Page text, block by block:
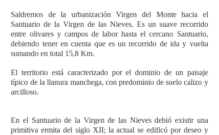
Saldremos de la urbanización Virgen del Monte hacia el
Santuario de la Virgen de las Nieves. Es un suave recorrido
entre olivares y campos de labor hasta el cercano Santuario,
debiendo tener en cuenta que es un recorrido de ida y vuelta
sumando en total 15,8 Km.
El territorio está caracterizado por el dominio de un paisaje
típico de la llanura manchega, con predominio de suelo calizo y
arcilloso.
En el Santuario de la Virgen de las Nieves debió existir una
primitiva ermita del siglo XII; la actual se edificó por deseo y